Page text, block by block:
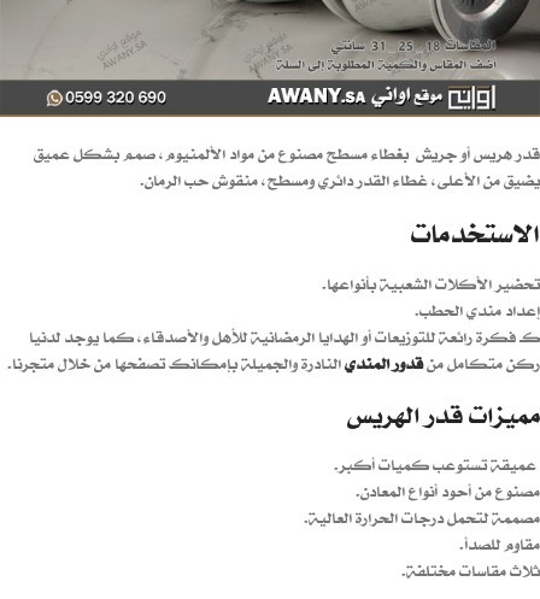
قدر هريس أو جريش بغطاء مسطح مصنوع من مواد الألمنيوم، صمم بشكل عميق
يضيق من الأعلى، غطاء القدر دائري ومسطح، منقوش حب الرمان.
الاستخدمات
تحضير الأكلات الشعبية بأنواعها.
إعداد مندي الحطب.
كـ فكرة رائعة للتوزيعات أو الهدايا الرمضانية للأهل والأصدقاء، كما يوجد لدنيا
ركن متكامل منقدور المنديالنادرة والجميلة بإمكانك تصفحها من خلال متجرنا.
مميزات قدر الهريس
عميقة تستوعب كميات أكبر.
مصنوع من أحود أنواع المعادن.
مصممة لتحمل درجات الحرارة العالية.
مقاوم للصدأ.
ثلاث مقاسات مختلفة.